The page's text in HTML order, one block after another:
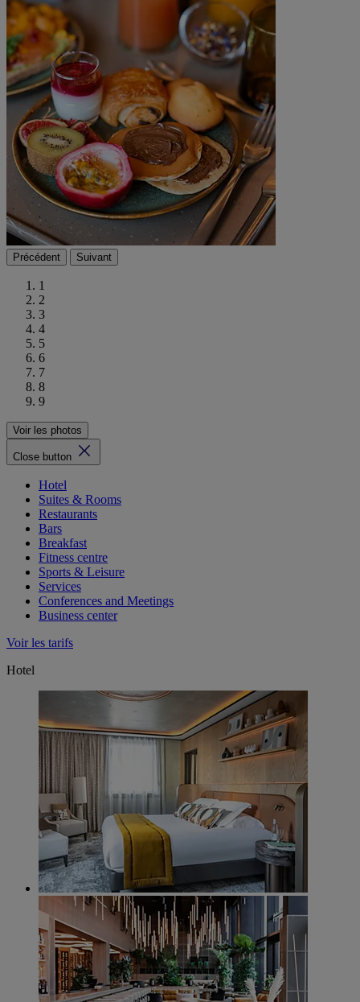
Précédent Suivant
1
2
3
4
5
6
7
8
9
Voir les photos
Close button
Hotel
Suites & Rooms
Restaurants
Bars
Breakfast
Fitness centre
Sports & Leisure
Services
Conferences and Meetings
Business center
Voir les tarifs
Hotel